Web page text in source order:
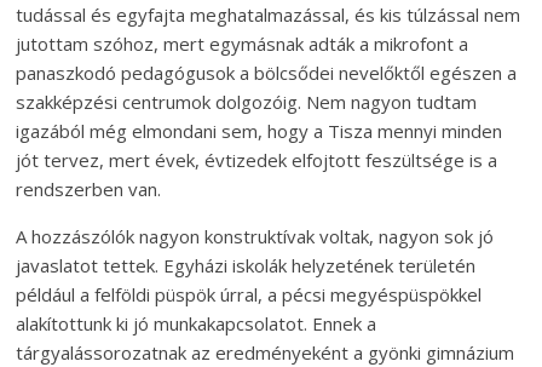
tudással és egyfajta meghatalmazással, és kis túlzással nem
jutottam szóhoz, mert egymásnak adták a mikrofont a
panaszkodó pedagógusok a bölcsődei nevelőktől egészen a
szakképzési centrumok dolgozóig. Nem nagyon tudtam
igazából még elmondani sem, hogy a Tisza mennyi minden
jót tervez, mert évek, évtizedek elfojtott feszültsége is a
rendszerben van.
A hozzászólók nagyon konstruktívak voltak, nagyon sok jó
javaslatot tettek. Egyházi iskolák helyzetének területén
például a felföldi püspök úrral, a pécsi megyéspüspökkel
alakítottunk ki jó munkakapcsolatot. Ennek a
tárgyalássorozatnak az eredményeként a gyönki gimnázium